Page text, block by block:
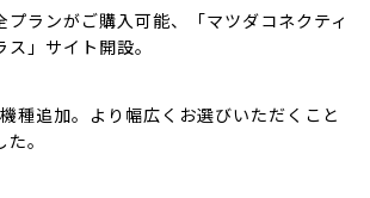
プランがご購入可能、「マツダコネクティ
」サイト開設。
種追加。より幅広くお選びいただくこと
。